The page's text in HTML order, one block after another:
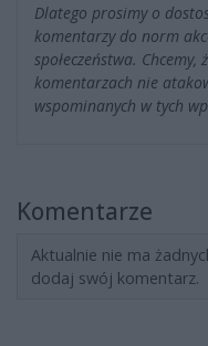
Dlatego prosimy o
komentarzy do norm
społeczeństwa.
komentarzach nie
wspominanych w tych
Komentarze
Aktualnie nie ma
dodaj swój komentarz.